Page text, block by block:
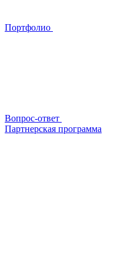
Портфолио
Вопрос-ответ
Партнерская программа